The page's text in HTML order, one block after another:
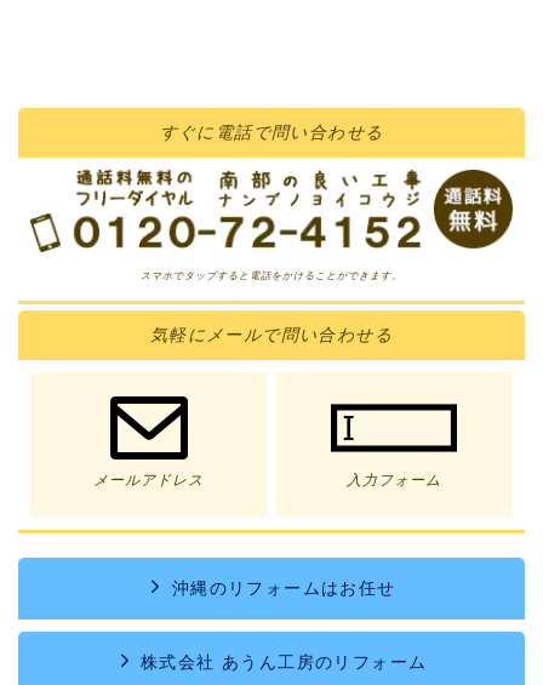
すぐに 電話で問い合わせる
スマホでタップすると電話をかけることができます。
気軽にメールで問い合わせる
メールアドレス 入力フォーム
沖縄のリフォームはお任せ
株式会社 あうん工房のリフォーム